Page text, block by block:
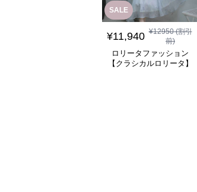
SALE
¥11,940 ¥12950(割引
前)
ロリータファッション
【クラシカルロリータ】